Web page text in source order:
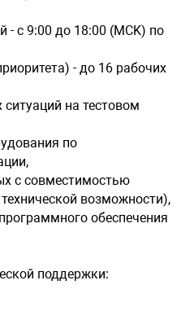
с 9:00 до 18:00 (MCK) по
- до 16 рабочих
на тестовом
по
с совместимостью
возможности),
обеспечения
поддержки: